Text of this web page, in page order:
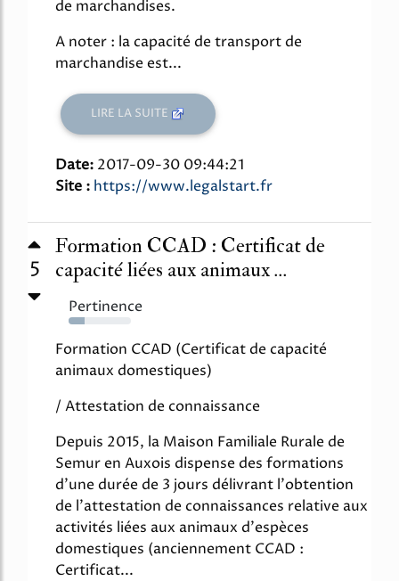
de marchandises.
A noter : la capacité de transport de
marchandise est...
LIRE LA SUITE
Date: 2017-09-30 09:44:21
Site : https://www.legalstart.fr
5
Formation CCAD : Certificat de
capacité liées aux animaux ...
Pertinence
26%
Formation CCAD (Certificat de capacité
animaux domestiques)
/ Attestation de connaissance
Depuis 2015, la Maison Familiale Rurale de
Semur en Auxois dispense des formations
d'une durée de 3 jours délivrant l'obtention
de l'attestation de connaissances relative aux
activités liées aux animaux d'espèces
domestiques (anciennement CCAD :
Certificat...